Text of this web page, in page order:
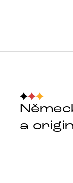
a